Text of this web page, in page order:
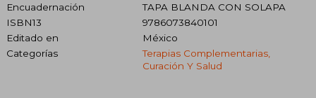
Encuadernación
TAPA BLANDA CON SOLAPA
ISBN13
9786073840101
Editado en
México
Categorías
Terapias Complementarias,
Curación Y Salud